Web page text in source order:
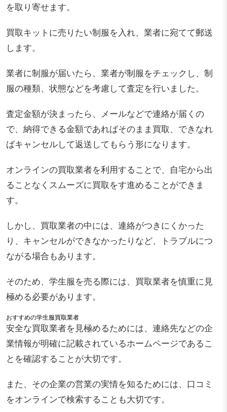
を取り寄せます。
買取キットに売りたい制服を入れ、業者に宛てて郵送
します。
業者に制服が届いたら、業者が制服をチェックし、制
服の種類、状態などを考慮して査定を行いました。
査定金額が決まったら、メールなどで連絡が届くの
で、納得できる金額であればそのまま買取、できなれ
ばキャンセルして返送してもらう形になります。
オンラインの買取業者を利用することで、自宅から出
ることなくスムーズに買取をす進めることができま
す。
しかし、買取業者の中には、連絡がつきにくかった
り、キャンセルができなかったりなど、トラブルにつ
ながる場合もあります。
そのため、学生服を売る際には、買取業者を慎重に見
極める必要があります。
おすすめの学生服買取業者
安全な買取業者を見極めるためには、連絡先などの企
業情報が明確に記載されているホームページであるこ
とを確認することが大切です。
また、その企業の営業の実情を知るためには、口コミ
をオンラインで検索することも大切です。